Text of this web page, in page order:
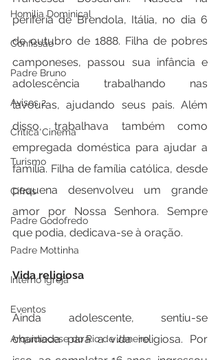
Homilia Dominical
Confissão
Padre Bruno
Avisos 2
Crítica Cinema
Turismo
Cifras
Padre Godofredo
Padre Mottinha
Interno Igreja
Eventos
Arquidiocese do Rio de Janeiro
periferia de Brendola, Itália, no dia 6
de outubro de 1888. Filha de pobres
camponeses, passou sua infância e
adolescência trabalhando nas
lavouras, ajudando seus pais. Além
disso, trabalhava também como
empregada doméstica para ajudar a
família. Filha de família católica, desde
pequena desenvolveu um grande
amor por Nossa Senhora. Sempre
que podia, dedicava-se à oração.
Vida religiosa
Ainda adolescente, sentiu-se
chamada para a vida religiosa. Por